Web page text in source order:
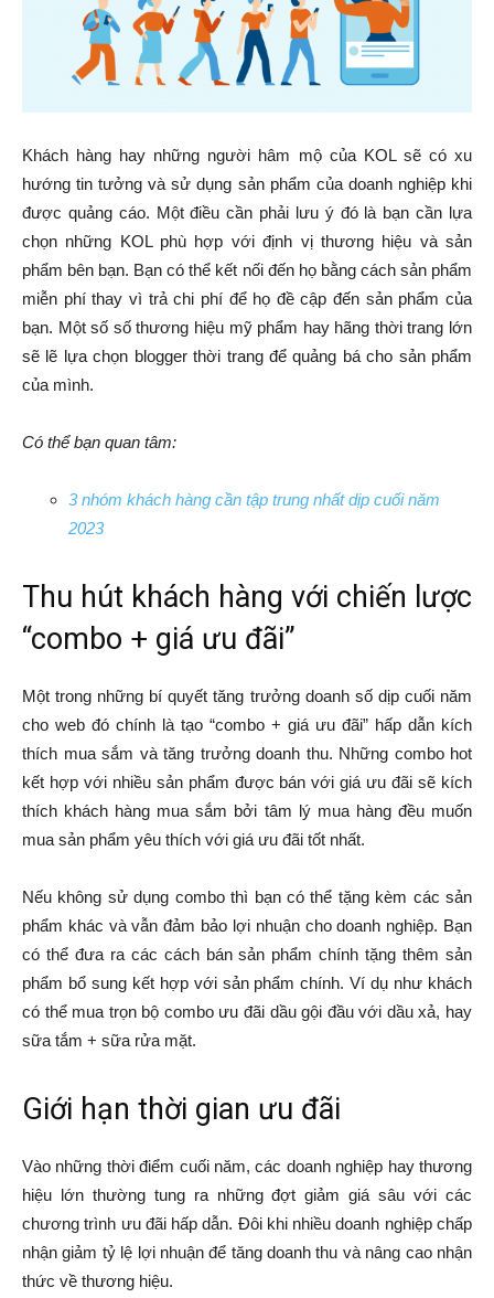
Khách hàng hay những người hâm mộ của KOL sẽ có xu
hướng tin tưởng và sử dụng sản phẩm của doanh nghiệp khi
được quảng cáo. Một điều cần phải lưu ý đó là bạn cần lựa
chọn những KOL phù hợp với định vị thương hiệu và sản
phẩm bên bạn. Bạn có thể kết nối đến họ bằng cách sản phẩm
miễn phí thay vì trả chi phí để họ đề cập đến sản phẩm của
bạn. Một số số thương hiệu mỹ phẩm hay hãng thời trang lớn
sẽ lẽ lựa chọn blogger thời trang để quảng bá cho sản phẩm
của mình.
Có thể bạn quan tâm:
3 nhóm khách hàng cần tập trung nhất dịp cuối năm
2023
Thu hút khách hàng với chiến lược
“combo + giá ưu đãi”
Một trong những bí quyết tăng trưởng doanh số dịp cuối năm
cho web đó chính là tạo “combo + giá ưu đãi” hấp dẫn kích
thích mua sắm và tăng trưởng doanh thu. Những combo hot
kết hợp với nhiều sản phẩm được bán với giá ưu đãi sẽ kích
thích khách hàng mua sắm bởi tâm lý mua hàng đều muốn
mua sản phẩm yêu thích với giá ưu đãi tốt nhất.
Nếu không sử dụng combo thì bạn có thể tặng kèm các sản
phẩm khác và vẫn đảm bảo lợi nhuận cho doanh nghiệp. Bạn
có thể đưa ra các cách bán sản phẩm chính tặng thêm sản
phẩm bổ sung kết hợp với sản phẩm chính. Ví dụ như khách
có thể mua trọn bộ combo ưu đãi dầu gội đầu với dầu xả, hay
sữa tắm + sữa rửa mặt.
Giới hạn thời gian ưu đãi
Vào những thời điểm cuối năm, các doanh nghiệp hay thương
hiệu lớn thường tung ra những đợt giảm giá sâu với các
chương trình ưu đãi hấp dẫn. Đôi khi nhiều doanh nghiệp chấp
nhận giảm tỷ lệ lợi nhuận để tăng doanh thu và nâng cao nhận
thức về thương hiệu.